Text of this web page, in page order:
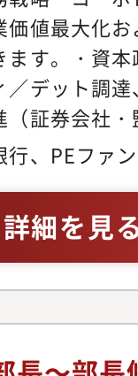
価値最大化
ます。・資
／デット調
（証券会社
・IR戦略設
務モデリン
ャッシュマ
ーポレート
体制構築・
の強化・
断、DD、実
行、PEファ
詳細を見